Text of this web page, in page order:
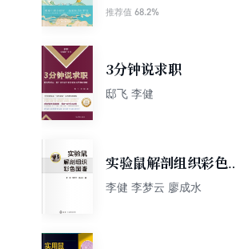
推荐值 68.2%
3分钟说求职
邸飞 李健
实验鼠解剖组织彩色图
谱
李健 李梦云 廖成水